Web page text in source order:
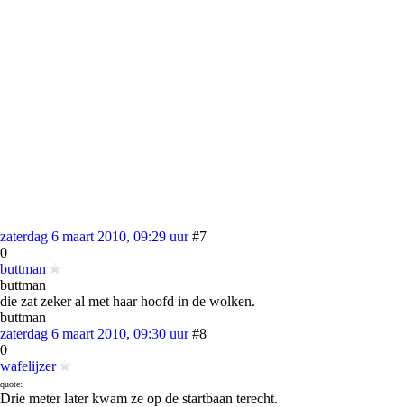
zaterdag 6 maart 2010, 09:29 uur #7
0
buttman
buttman
die zat zeker al met haar hoofd in de wolken.
buttman
zaterdag 6 maart 2010, 09:30 uur #8
0
wafelijzer
quote:
Drie meter later kwam ze op de startbaan terecht.